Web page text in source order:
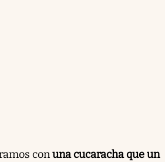
conuna cucaracha que un